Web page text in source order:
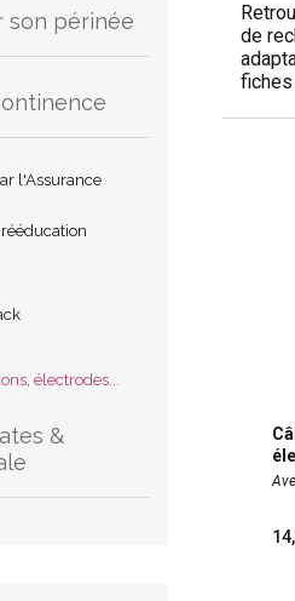
de
fiches
son périnée
l'Assurance
électrodes...
&